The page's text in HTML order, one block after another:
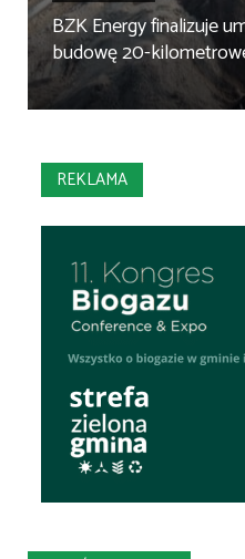
BZK Energy finalizuje
budowę 20-
REKLAMA